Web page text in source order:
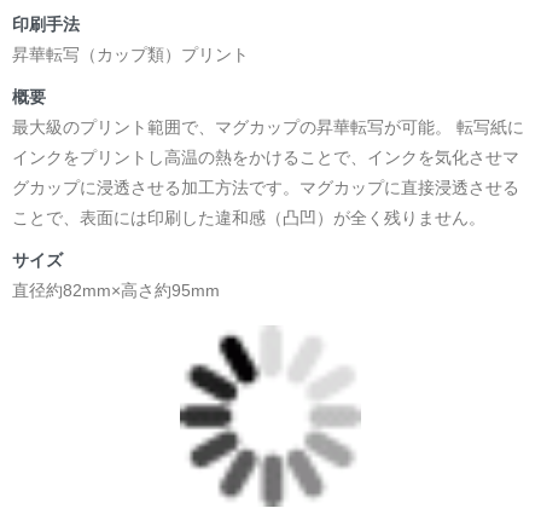
印刷手法
昇華転写（カップ類）プリント
概要
最大級のプリント範囲で、マグカップの昇華転写が可能。 転写紙に
インクをプリントし高温の熱をかけることで、インクを気化させマ
グカップに浸透させる加工方法です。マグカップに直接浸透させる
ことで、表面には印刷した違和感（凸凹）が全く残りません。
サイズ
直径約82mm×高さ約95mm